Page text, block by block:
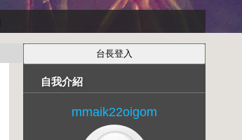
自我介紹
mmaik22oigom